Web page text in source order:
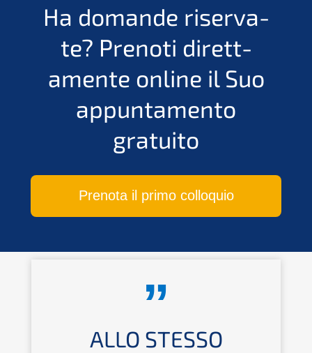
Ha doman­de riser­va­
te? Preno­ti dirett­
amen­te online il Suo
appun­ta­men­to
gratuito
Preno­ta il primo colloquio
ALLO STESSO